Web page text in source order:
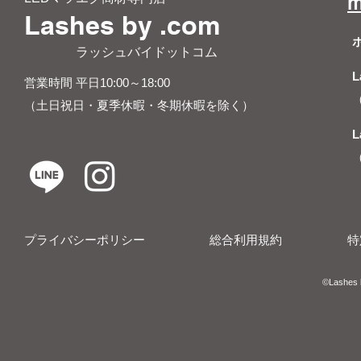
Lashes by .com
​ ラッシュバイドットコム
営業時間 平日10:00～18:00
（土日祝日・夏季休暇・冬期休暇を除く）
プライバシーポリシー 総合利用規約
​​©︎Lashes